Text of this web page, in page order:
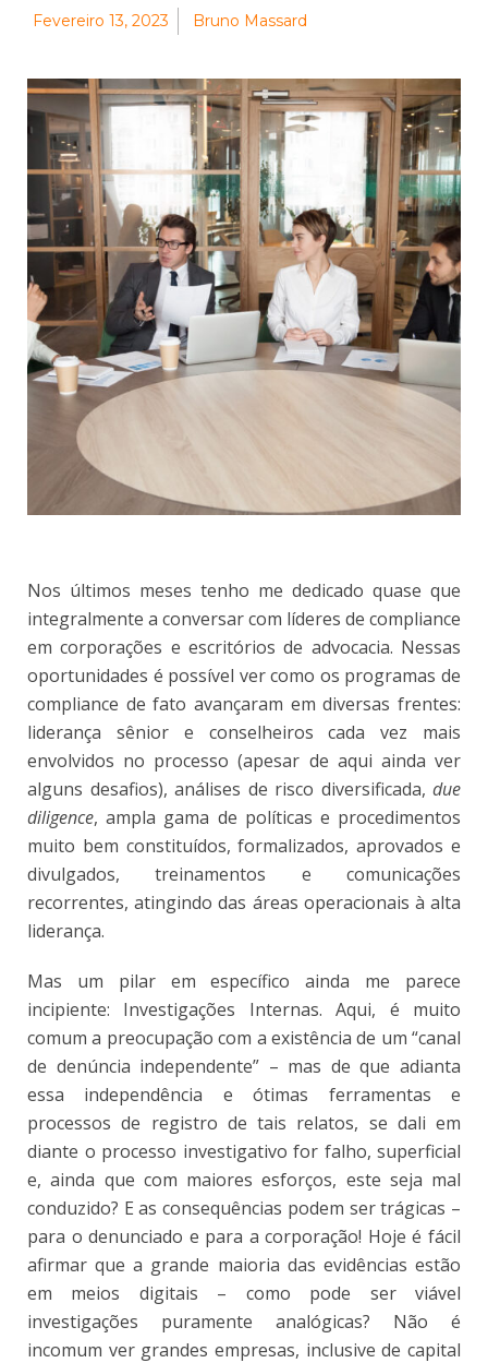
Fevereiro 13, 2023 Bruno Massard
Nos últimos meses tenho me dedicado quase que
integralmente a conversar com líderes de compliance
em corporações e escritórios de advocacia. Nessas
oportunidades é possível ver como os programas de
compliance de fato avançaram em diversas frentes:
liderança sênior e conselheiros cada vez mais
envolvidos no processo (apesar de aqui ainda ver
alguns desafios), análises de risco diversificada, due
diligence, ampla gama de políticas e procedimentos
muito bem constituídos, formalizados, aprovados e
divulgados, treinamentos e comunicações
recorrentes, atingindo das áreas operacionais à alta
liderança.
Mas um pilar em específico ainda me parece
incipiente: Investigações Internas. Aqui, é muito
comum a preocupação com a existência de um “canal
de denúncia independente” – mas de que adianta
essa independência e ótimas ferramentas e
processos de registro de tais relatos, se dali em
diante o processo investigativo for falho, superficial
e, ainda que com maiores esforços, este seja mal
conduzido? E as consequências podem ser trágicas –
para o denunciado e para a corporação! Hoje é fácil
afirmar que a grande maioria das evidências estão
em meios digitais – como pode ser viável
investigações puramente analógicas? Não é
incomum ver grandes empresas, inclusive de capital